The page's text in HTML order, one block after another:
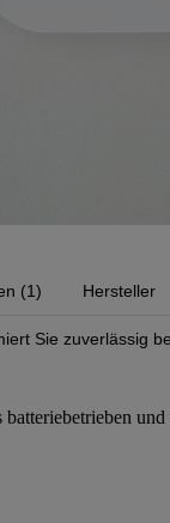
(1) Hersteller
Sie zuverlässig
batteriebetrieben